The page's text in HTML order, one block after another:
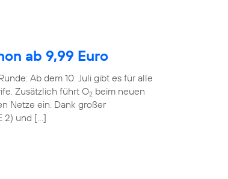
ab 9,99 Euro
Ab dem 10. Juli gibt es für alle
Zusätzlich führt O2 beim neuen
Netze ein. Dank großer
2) und […]